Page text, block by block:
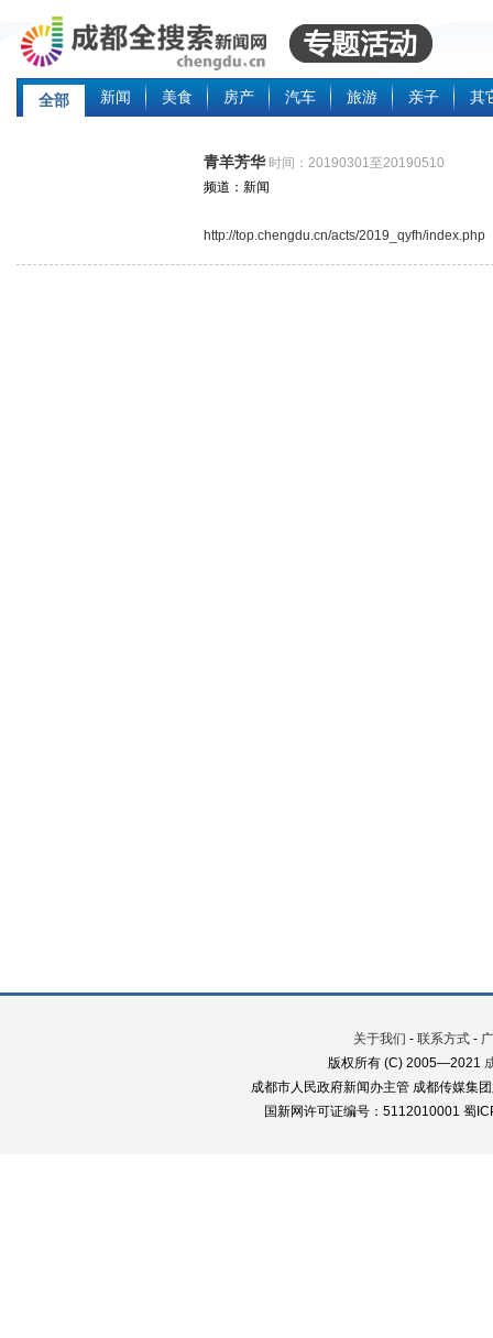
全部 新闻 美食 房产 汽车 旅游 亲子 其
青羊芳华 时间：20190301至20190510
频道：新闻
http://top.chengdu.cn/acts/2019_qyfh/index.php
关于我们 - 联系方式 -
版权所有 (C) 2005—2021
成都市人民政府新闻办主管 成都传媒集
国新网许可证编号：5112010001 蜀